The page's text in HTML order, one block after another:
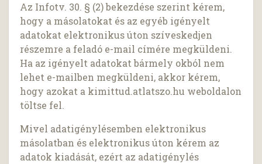
Az Infotv. 30. § (2) bekezdése szerint kérem,
hogy a másolatokat és az egyéb igényelt
adatokat elektronikus úton szíveskedjen
részemre a feladó e-mail címére megküldeni.
Ha az igényelt adatokat bármely okból nem
lehet e-mailben megküldeni, akkor kérem,
hogy azokat a kimittud.atlatszo.hu weboldalon
töltse fel.
Mivel adatigénylésemben elektronikus
másolatban és elektronikus úton kérem az
adatok kiadását, ezért az adatigénylés